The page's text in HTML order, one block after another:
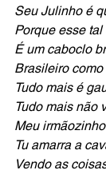
Seu Julinho é
Porque esse
É um caboclo
Brasileiro como
Tudo mais é
Tudo mais não
Meu
Tu amarra a
Vendo as